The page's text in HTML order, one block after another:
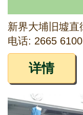
电话: 2665 6100
详情